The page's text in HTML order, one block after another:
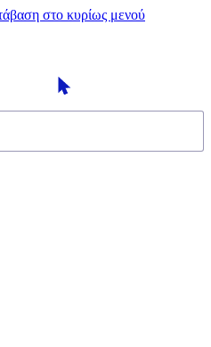
στο κυρίως μενού